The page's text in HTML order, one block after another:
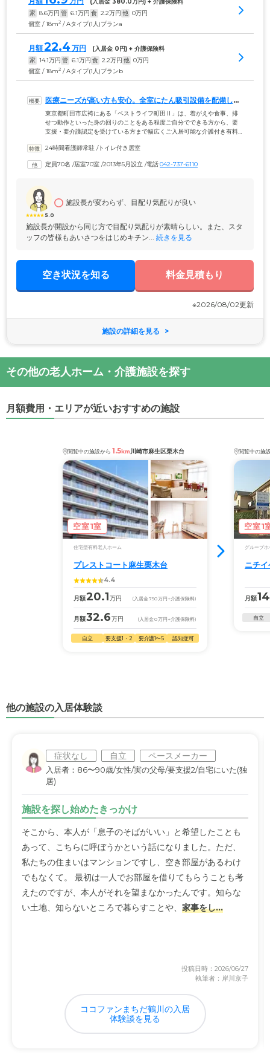
家 8.6万円 管 6.1万円 食 2.2万円 他 0万円
個室 / 18m2 / Aタイプ(1人)プランa
月額22.4 万円 (入居金 0円) + 介護保険料
家 14.1万円 管 6.1万円 食 2.2万円 他 0万円
個室 / 18m2 / Aタイプ(1人)プランb
医療ニーズが高い方も安心。全室にたん吸引設備を配備して
います
東京都町田市広袴にある「ベストライフ町田Ⅱ」は、着がえや食事、排
せつ動作といった身の回りのことをある程度ご自分でできる方から、要
支援・要介護認定を受けている方まで幅広くご入居可能な介護付き有料
り。全室にたん吸引設備を配備していますので、気管切開されている方
しいただけます。また、ホーム内には看護師が24時間常駐。ご入居後に
24時間看護師常駐 /トイレ付き居室
定員70名 /居室70室 /2013年5月設立 /電話042-737-6110
5.0
施設長が変わらず、目配り気配りが良い
施設長が開設から同じ方で目配り気配りが素晴らしい。また、スタ
ッフの皆様もあいさつをはじめキチン... 続きを見る
空き状況を知る 料金見積もり
※2026/08/02更新
施設の詳細を見る
その他の老人ホーム・介護施設を探す
月額費用・エリアが近いおすすめの施設
閲覧中の施設から 1.5km川崎市麻生区栗木台
空室1室
住宅型有料老人ホーム
プレストコート麻生栗木台
4.4
月額20.1万円 (入居金750万円 +介護保険料)
月額32.6万円 (入居金0万円 +介護保険料)
自立 要支援1・2 要介護1〜5 認知症可
閲覧中の施
空室1
グループホ
ニチ
月額
自立
他の施設の入居体験談
症状なし 自立 ペースメーカー
入居者：86〜90歳/女性/実の父母/要支援2/自宅にいた(独
居)
施設を探し始めたきっかけ
そこから、本人が「息子のそばがいい」と希望したことも
あって、こちらに呼ぼうかという話になりました。ただ、
私たちの住まいはマンションですし、空き部屋があるわけ
でもなくて。 最初は一人でお部屋を借りてもらうことも考
えたのですが、本人がそれを望まなかったんです。知らな
い土地、知らないところで暮らすことや、 家事をし...
投稿日時：2026/06/27
執筆者：岸川京子
ココファンまちだ鶴川の入居
体験談を見る